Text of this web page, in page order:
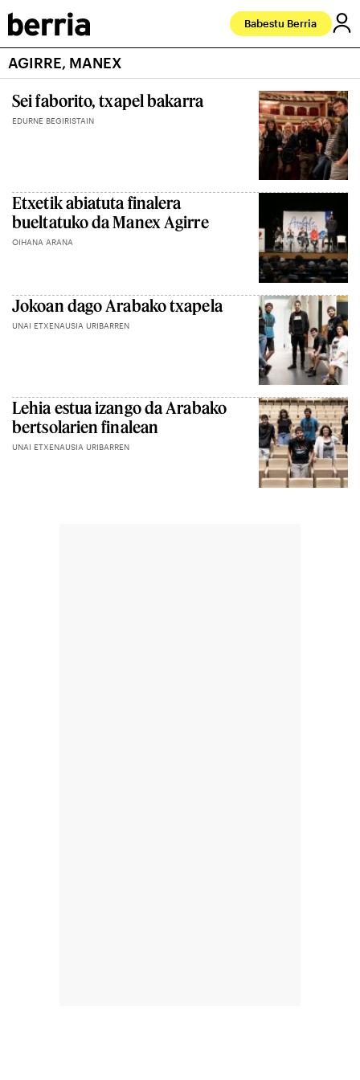
Babestu Berria
AGIRRE, MANEX
Sei faborito, txapel bakarra
EDURNE BEGIRISTAIN
Etxetik abiatuta finalera
bueltatuko da Manex Agirre
OIHANA ARANA
Jokoan dago Arabako txapela
UNAI ETXENAUSIA URIBARREN
Lehia estua izango da Arabako
bertsolarien finalean
UNAI ETXENAUSIA URIBARREN